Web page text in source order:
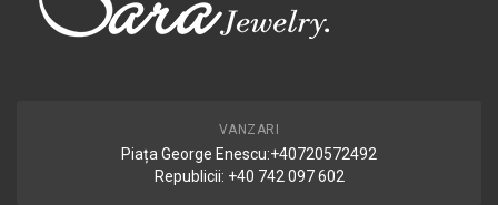
VANZARI
Piața George Enescu:+40720572492
Republicii: +40 742 097 602